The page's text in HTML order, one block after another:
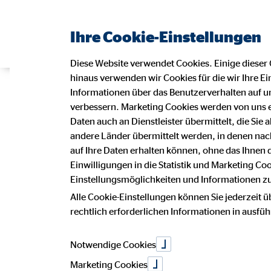
Dieser Internetauftritt ist ein
Malte Bickert
Bezirksdirektor für die OVB
An der Trave 156
23795 Bad Segeberg
Telefax: +49 4551 5319 838
Mail: malte.bickert@ovb.de
Ihre Cookie-Einstellungen
Diese Website verwendet Cookies. Einige
hinaus verwenden wir Cookies für die wir Ihre
Informationen über das Benutzerverhalten auf
verbessern. Marketing Cookies werden von
Daten auch an Dienstleister übermittelt, die Sie
andere Länder übermittelt werden, in denen
auf Ihre Daten erhalten können, ohne das
Einwilligungen in die Statistik und Marketing
Einstellungsmöglichkeiten und Informationen
Alle Cookie-Einstellungen können Sie jederzeit
rechtlich erforderlichen Informationen in
Notwendige Cookies
Marketing Cookies